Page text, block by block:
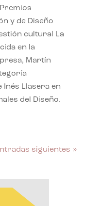
y de Diseño
cultural La
en la
Martín
Inés Llasera en
del Diseño.
siguientes »